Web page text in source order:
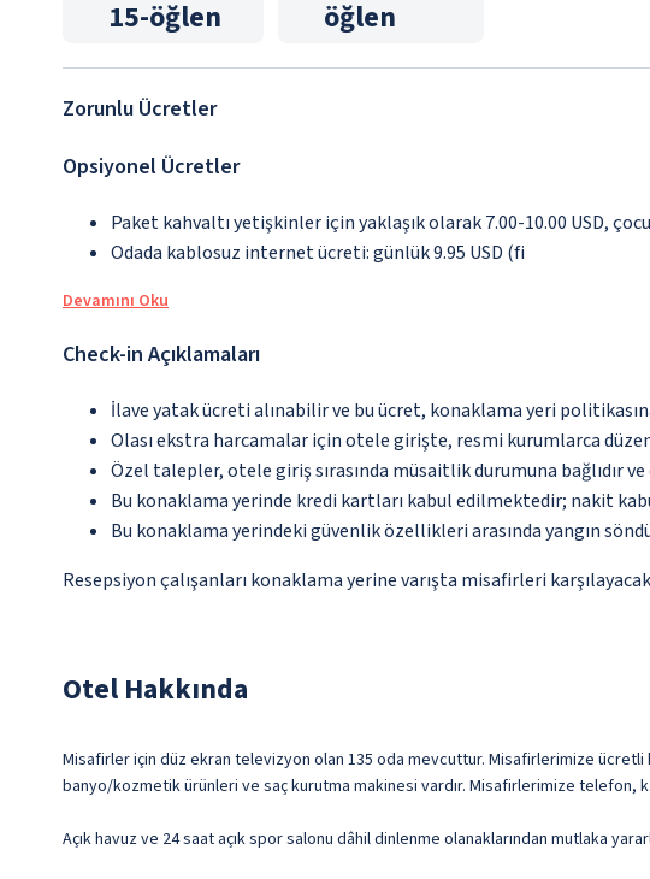
15-öğlen öğlen
Zorunlu Ücretler
Opsiyonel Ücretler
Paket kahvaltı yetişkinler için yaklaşık olarak 7.00-10.00 USD,
Odada kablosuz internet ücreti: günlük 9.95 USD (fi
Devamını Oku
Check-in Açıklamaları
İlave yatak ücreti alınabilir ve bu ücret, konaklama yeri
Olası ekstra harcamalar için otele girişte, resmi kurumlarca
Özel talepler, otele giriş sırasında müsaitlik durumuna bağlıdır
Bu konaklama yerinde kredi kartları kabul edilmektedir; nakit
Bu konaklama yerindeki güvenlik özellikleri arasında yangın
Resepsiyon çalışanları konaklama yerine varışta misafirleri
Otel Hakkında
Misafirler için düz ekran televizyon olan 135 oda mevcuttur. Misafirlerimize
banyo/kozmetik ürünleri ve saç kurutma makinesi vardır. Misafirlerimize telefon,
Açık havuz ve 24 saat açık spor salonu dâhil dinlenme olanaklarından mutlaka